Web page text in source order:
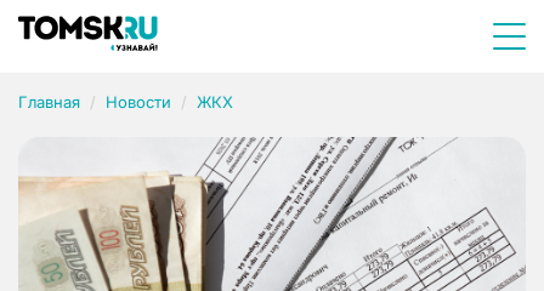
Главная Новости ЖКХ